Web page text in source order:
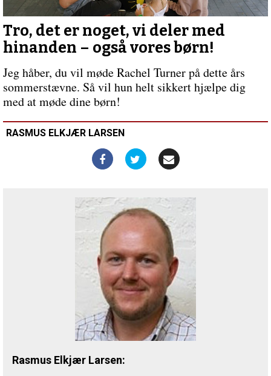
Tro, det er noget, vi deler med
hinanden – også vores børn!
Jeg håber, du vil møde Rachel Turner på dette års
sommerstævne. Så vil hun helt sikkert hjælpe dig
med at møde dine børn!
RASMUS ELKJÆR LARSEN
Rasmus Elkjær Larsen: